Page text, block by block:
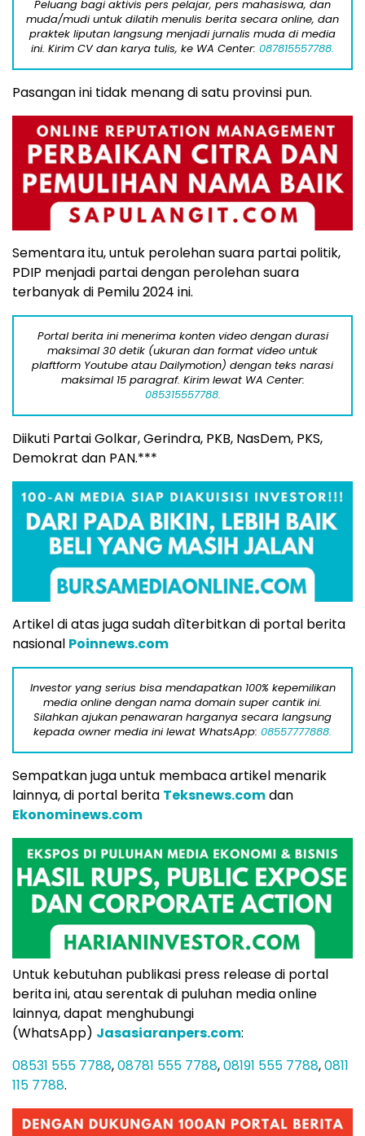
Peluang bagi aktivis pers pelajar, pers mahasiswa, dan
muda/mudi untuk dilatih menulis berita secara online, dan
praktek liputan langsung menjadi jurnalis muda di media
ini. Kirim CV dan karya tulis, ke WA Center: 087815557788.
Pasangan ini tidak menang di satu provinsi pun.
Sementara itu, untuk perolehan suara partai politik,
PDIP menjadi partai dengan perolehan suara
terbanyak di Pemilu 2024 ini.
Portal berita ini menerima konten video dengan durasi
maksimal 30 detik (ukuran dan format video untuk
plaftform Youtube atau Dailymotion) dengan teks narasi
maksimal 15 paragraf. Kirim lewat WA Center:
085315557788.
Diikuti Partai Golkar, Gerindra, PKB, NasDem, PKS,
Demokrat dan PAN.***
Artikel di atas juga sudah dìterbitkan di portal berita
nasional Poinnews.com
Investor yang serius bisa mendapatkan 100% kepemilikan
media online dengan nama domain super cantik ini.
Silahkan ajukan penawaran harganya secara langsung
kepada owner media ini lewat WhatsApp: 08557777888.
Sempatkan juga untuk membaca artikel menarik
lainnya, di portal berita Teksnews.comdan
Ekonominews.com
Untuk kebutuhan publikasi press release di portal
berita ini, atau serentak di puluhan media online
lainnya, dapat menghubungi
(WhatsApp) Jasasiaranpers.com:
08531 555 7788,08781 555 7788,08191 555 7788,0811
115 7788.